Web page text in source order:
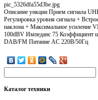
pic_5326dfa55d3be.jpg
Описание ункции Прием сигнала
Регулировка уровня сигнала +
наклона + Максимальное усиление
100dBV Импеданс 75
DAB/FM Питание AC 220В/50Гц
Каталогтехники